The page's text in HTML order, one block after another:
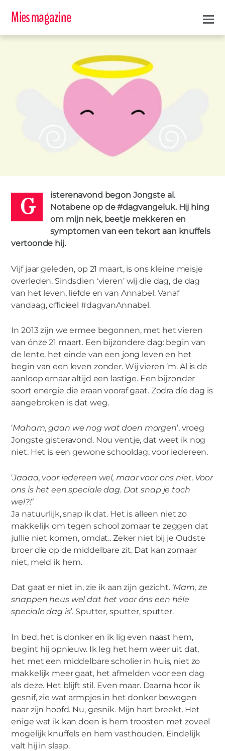
Mies magazine
TESSA 21 MAART 2017
VROUW
Ode aan Annabel #dagvanAnnabel
G
isterenavond begon Jongste al.
Notabene op de #dagvangeluk. Hij hing
om mijn nek, beetje mekkeren en
symptomen van een tekort aan knuffels
vertoonde hij.
Vijf jaar geleden, op 21 maart, is ons kleine meisje
overleden. Sindsdien ‘vieren’ wij die dag, de dag
van het leven, liefde en van Annabel. Vanaf
vandaag, officieel #dagvanAnnabel.
In 2013 zijn we ermee begonnen, met het vieren
van ónze 21 maart. Een bijzondere dag: begin van
de lente, het einde van een jong leven en het
begin van een leven zonder. Wij vieren ‘m. Al is de
aanloop ernaar altijd een lastige. Een bijzonder
soort energie die eraan vooraf gaat. Zodra díe dag is
aangebroken is dat weg.
‘Maham, gaan we nog wat doen morgen’, vroeg
Jongste gisteravond. Nou ventje, dat weet ik nog
niet. Het is een gewone schooldag, voor iedereen.
‘Jaaaa, voor iedereen wel, maar voor ons niet. Voor
ons is het een speciale dag. Dat snap je toch
wel?!’
Ja natuurlijk, snap ik dat. Het is alleen niet zo
makkelijk om tegen school zomaar te zeggen dat
jullie niet komen, omdat.. Zeker niet bij je Oudste
broer die op de middelbare zit. Dat kan zomaar
niet, meld ik hem.
Dat gaat er niet in, zie ik aan zijn gezicht. ‘Mam, ze
snappen heus wel dat het voor óns een héle
speciale dag is’. Sputter, sputter, sputter.
In bed, het is donker en ik lig even naast hem,
begint hij opnieuw. Ik leg het hem weer uit dat,
het met een middelbare scholier in huis, niet zo
makkelijk meer gaat, het afmelden voor een dag
als deze. Het blijft stil. Even maar. Daarna hoor ik
gesnif, zie wat armpjes in het donker bewegen
naar zijn hoofd. Nu, gesnik. Mijn hart breekt. Het
enige wat ik kan doen is hem troosten met zoveel
mogelijk knuffels en hem vasthouden. Eindelijk
valt hij in slaap.